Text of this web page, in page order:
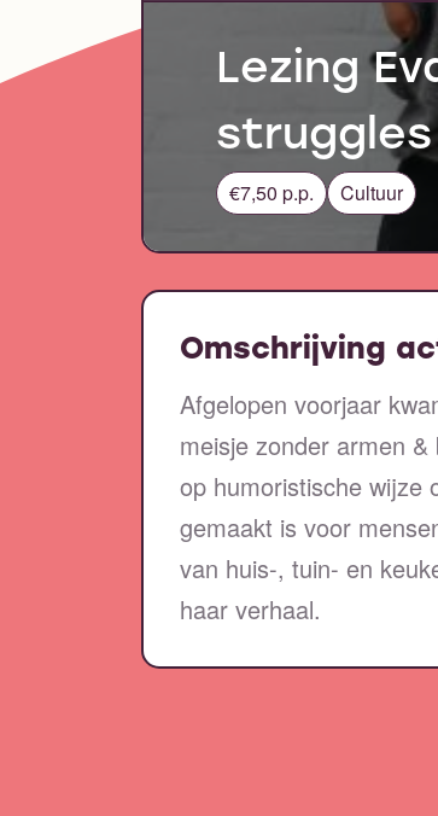
Lezing
struggles
€7,50 p.p. Cultuur
Omschrijving
Afgelopen voorjaar
meisje zonder armen
op humoristische wijze
gemaakt is voor
van huis-, tuin- en
haar verhaal.